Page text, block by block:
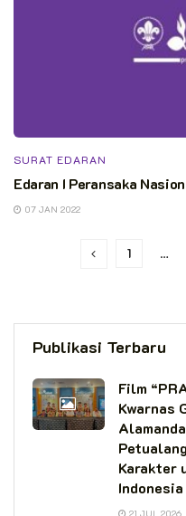
SURAT EDARAN
Edaran I Peransaka
07 JAN 2022
1 …
Publikasi Terbaru
Film
Kwarnas
Karakter
Indonesia